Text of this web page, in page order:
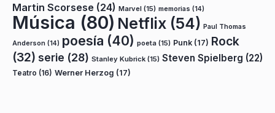
Martin Scorsese (24) Marvel (15) memorias (14)
Música (80) Netflix (54) Paul Thomas
Anderson (14) poesía (40) poeta (15) Punk (17) Rock
(32) serie (28) Stanley Kubrick (15) Steven Spielberg (22)
Teatro (16) Werner Herzog (17)